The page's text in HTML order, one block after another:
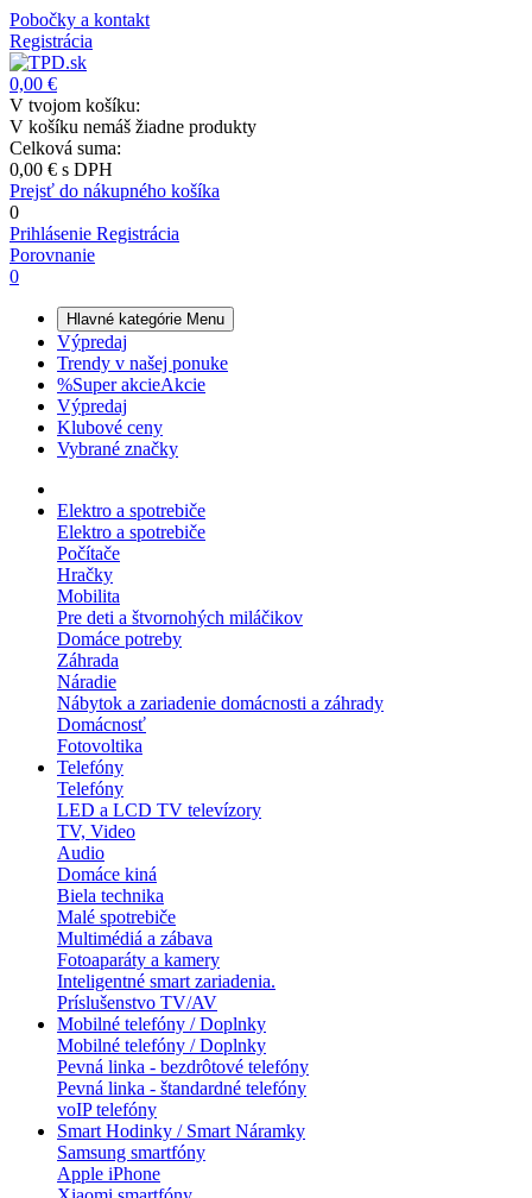
Pobočky a kontakt
Registrácia
0,00 €
V tvojom košíku:
V košíku nemáš žiadne produkty
Celková suma:
0,00 € s DPH
Prejsť do nákupného košíka
0
Prihlásenie Registrácia
Porovnanie
0
Hlavné kategórie Menu
Výpredaj
Trendy v našej ponuke
%Super akcieAkcie
Výpredaj
Klubové ceny
Vybrané značky
Elektro a spotrebiče
Elektro a spotrebiče
Počítače
Hračky
Mobilita
Pre deti a štvornohých miláčikov
Domáce potreby
Záhrada
Náradie
Nábytok a zariadenie domácnosti a záhrady
Domácnosť
Fotovoltika
Telefóny
Telefóny
LED a LCD TV televízory
TV, Video
Audio
Domáce kiná
Biela technika
Malé spotrebiče
Multimédiá a zábava
Fotoaparáty a kamery
Inteligentné smart zariadenia.
Príslušenstvo TV/AV
Mobilné telefóny / Doplnky
Mobilné telefóny / Doplnky
Pevná linka - bezdrôtové telefóny
Pevná linka - štandardné telefóny
voIP telefóny
Smart Hodinky / Smart Náramky
Samsung smartfóny
Apple iPhone